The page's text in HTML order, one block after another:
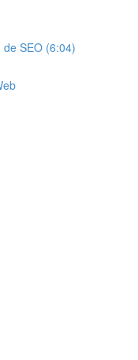
SEO (6:04)